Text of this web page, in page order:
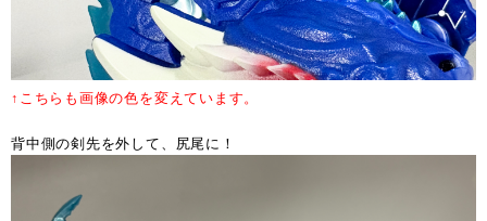
↑こちらも画像の色を変えています。
背中側の剣先を外して、尻尾に！